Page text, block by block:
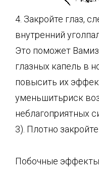
4. Закройте глаз,
внутренний
Это поможет
глазных капель в
повысить их
уменьшитьриск
неблагоприятных
3). Плотно
Побочные эффекты